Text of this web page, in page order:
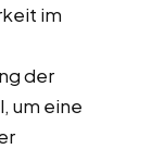
im
der
um eine